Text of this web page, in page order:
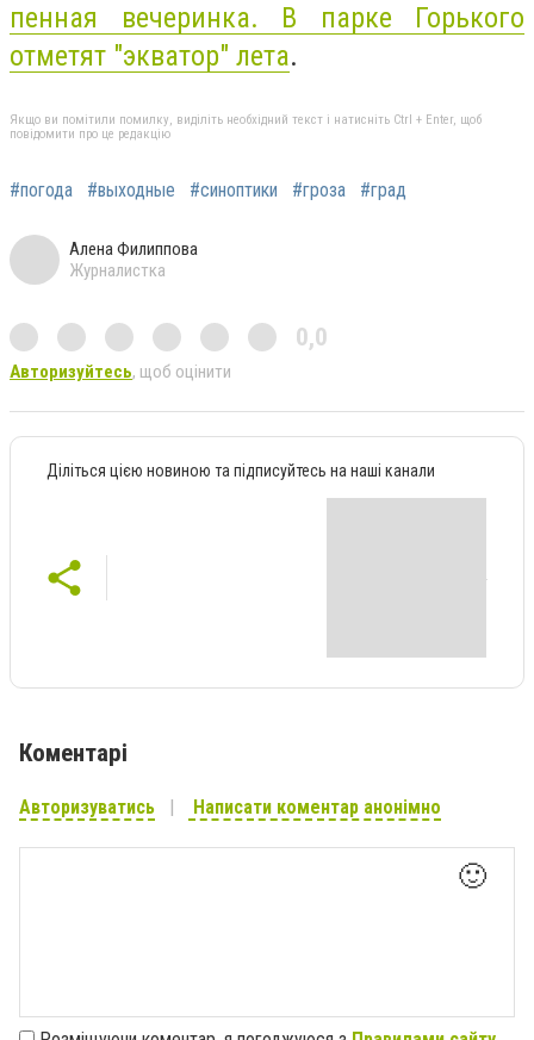
пенная вечеринка. В парке Горького
отметят "экватор" лета.
Якщо ви помітили помилку, виділіть необхідний текст і натисніть Ctrl + Enter, щоб
повідомити про це редакцію
#погода #выходные #синоптики #гроза #град
Алена Филиппова
Журналистка
0,0
Авторизуйтесь, щоб оцінити
Діліться цією новиною та підписуйтесь на наші канали
Коментарі
Авторизуватись Написати коментар анонімно
🙂